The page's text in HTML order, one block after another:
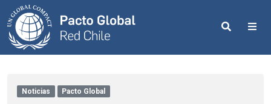
Search
Noticias Pacto Global